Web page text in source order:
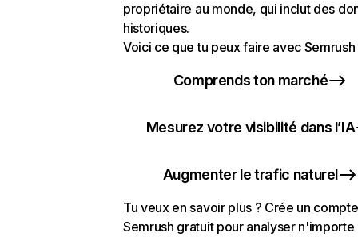
propriétaire au monde, qui inclut des
historiques.
Voici ce que tu peux faire avec Semrush
Comprends ton marché
Mesurez votre visibilité dans l’IA
Augmenter le trafic naturel
Tu veux en savoir plus ? Crée un compte
Semrush gratuit pour analyser n'importe